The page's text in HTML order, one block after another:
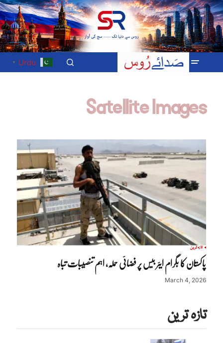
Urdu
▼
Satellite Images
تازہ ترین
پاکستان کا بگرام ایئر بیس پر فضائی حملہ، اہم تنصیبات تباہ
March 4, 2026
تازہ ترین